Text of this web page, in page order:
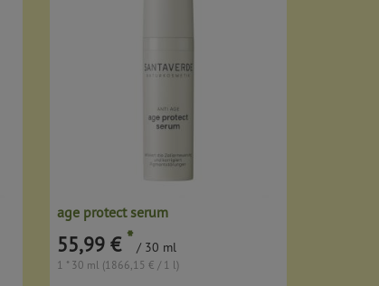
age protect serum
55,99 €* / 30 ml
1 * 30 ml (1866,15 € / 1 l)